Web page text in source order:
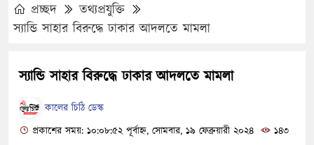
প্রচ্ছদ
তথ্যপ্রযুক্তি
স্যান্ডি সাহার বিরুদ্ধে ঢাকার আদলতে মামলা
স্যান্ডি সাহার বিরুদ্ধে ঢাকার আদলতে মামলা
কালের চিঠি ডেস্ক
প্রকাশের সময়: ১০:০৮:৫২ পূর্বাহ্ন, সোমবার, ১৯ ফেব্রুয়ারী ২০২৪
১৪৩